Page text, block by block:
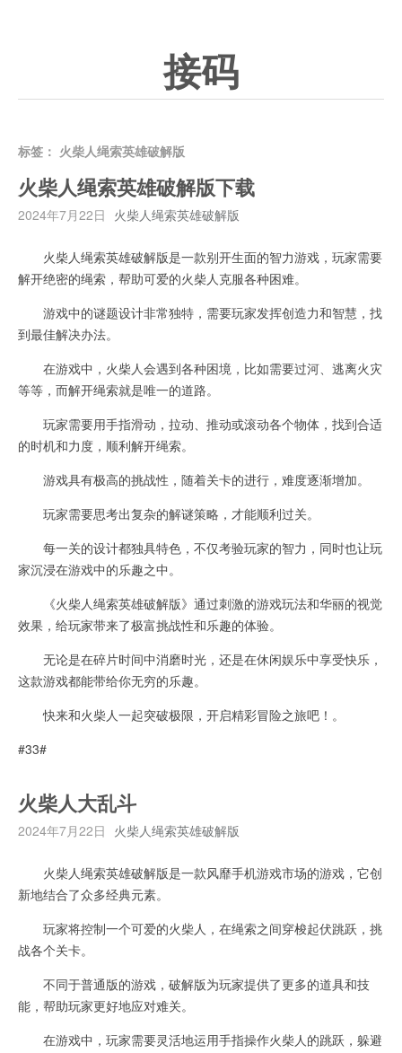
接码
标签： 火柴人绳索英雄破解版
火柴人绳索英雄破解版下载
2024年7月22日 火柴人绳索英雄破解版
火柴人绳索英雄破解版是一款别开生面的智力游戏，玩家需要
解开绝密的绳索，帮助可爱的火柴人克服各种困难。
游戏中的谜题设计非常独特，需要玩家发挥创造力和智慧，找
到最佳解决办法。
在游戏中，火柴人会遇到各种困境，比如需要过河、逃离火灾
等等，而解开绳索就是唯一的道路。
玩家需要用手指滑动，拉动、推动或滚动各个物体，找到合适
的时机和力度，顺利解开绳索。
游戏具有极高的挑战性，随着关卡的进行，难度逐渐增加。
玩家需要思考出复杂的解谜策略，才能顺利过关。
每一关的设计都独具特色，不仅考验玩家的智力，同时也让玩
家沉浸在游戏中的乐趣之中。
《火柴人绳索英雄破解版》通过刺激的游戏玩法和华丽的视觉
效果，给玩家带来了极富挑战性和乐趣的体验。
无论是在碎片时间中消磨时光，还是在休闲娱乐中享受快乐，
这款游戏都能带给你无穷的乐趣。
快来和火柴人一起突破极限，开启精彩冒险之旅吧！。
#33#
火柴人大乱斗
2024年7月22日 火柴人绳索英雄破解版
火柴人绳索英雄破解版是一款风靡手机游戏市场的游戏，它创
新地结合了众多经典元素。
玩家将控制一个可爱的火柴人，在绳索之间穿梭起伏跳跃，挑
战各个关卡。
不同于普通版的游戏，破解版为玩家提供了更多的道具和技
能，帮助玩家更好地应对难关。
在游戏中，玩家需要灵活地运用手指操作火柴人的跳跃，躲避